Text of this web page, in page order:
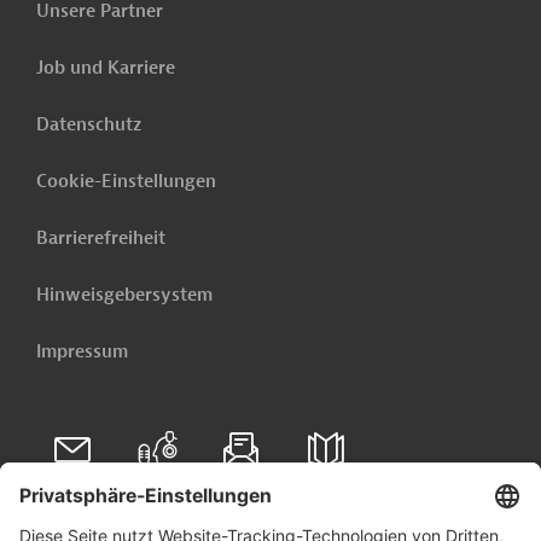
Unsere Partner
Job und Karriere
Datenschutz
Cookie-Einstellungen
Barrierefreiheit
Hinweisgebersystem
Impressum
Folgen Sie uns auf